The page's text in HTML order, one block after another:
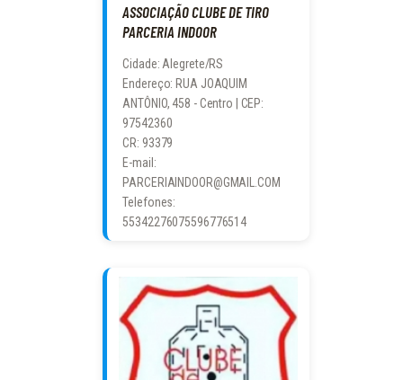
ASSOCIAÇÃO CLUBE DE TIRO
PARCERIA INDOOR
Cidade: Alegrete/RS
Endereço: RUA JOAQUIM
ANTÔNIO, 458 - Centro | CEP:
97542360
CR: 93379
E-mail:
PARCERIAINDOOR@GMAIL.COM
Telefones:
55342276075596776514